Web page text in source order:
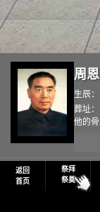
周
生辰：
葬址：
他的
返回
首页
祭拜
祭奠